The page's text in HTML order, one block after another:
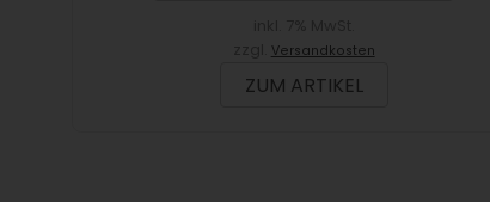
Versandkosten
ZUM ARTIKEL